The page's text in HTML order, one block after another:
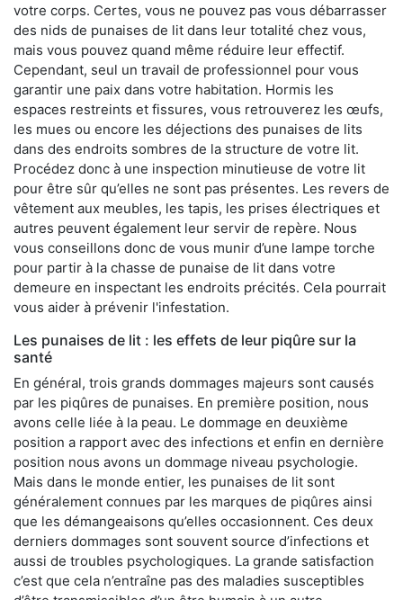
votre corps. Certes, vous ne pouvez pas vous débarrasser
des nids de punaises de lit dans leur totalité chez vous,
mais vous pouvez quand même réduire leur effectif.
Cependant, seul un travail de professionnel pour vous
garantir une paix dans votre habitation. Hormis les
espaces restreints et fissures, vous retrouverez les œufs,
les mues ou encore les déjections des punaises de lits
dans des endroits sombres de la structure de votre lit.
Procédez donc à une inspection minutieuse de votre lit
pour être sûr qu’elles ne sont pas présentes. Les revers de
vêtement aux meubles, les tapis, les prises électriques et
autres peuvent également leur servir de repère. Nous
vous conseillons donc de vous munir d’une lampe torche
pour partir à la chasse de punaise de lit dans votre
demeure en inspectant les endroits précités. Cela pourrait
vous aider à prévenir l'infestation.
Les punaises de lit : les effets de leur piqûre sur la
santé
En général, trois grands dommages majeurs sont causés
par les piqûres de punaises. En première position, nous
avons celle liée à la peau. Le dommage en deuxième
position a rapport avec des infections et enfin en dernière
position nous avons un dommage niveau psychologie.
Mais dans le monde entier, les punaises de lit sont
généralement connues par les marques de piqûres ainsi
que les démangeaisons qu’elles occasionnent. Ces deux
derniers dommages sont souvent source d’infections et
aussi de troubles psychologiques. La grande satisfaction
c’est que cela n’entraîne pas des maladies susceptibles